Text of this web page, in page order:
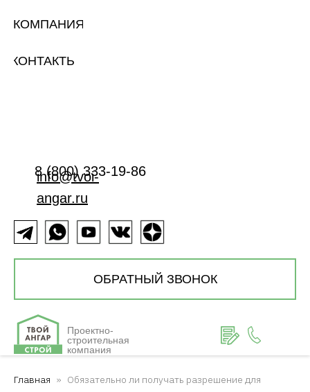
КОМПАНИЯ
КОНТАКТЫ
info@tvoi-
angar.ru
8 (800) 333-19-86
ОБРАТНЫЙ ЗВОНОК
Проектно-
строительная
компания
Главная
Обязательно ли получать разрешение для